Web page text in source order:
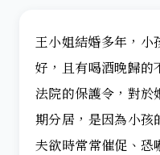
王小姐結婚多年，小
好，且有喝酒晚歸的
法院的保護令，對於
期分居，是因為小孩
夫欲時常常催促、恐